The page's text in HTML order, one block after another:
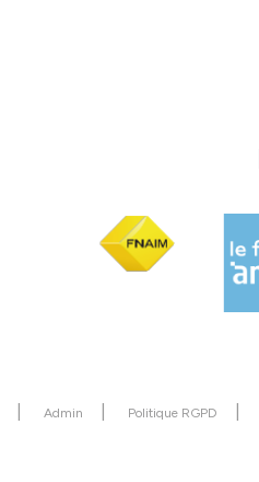
Admin Politique RGPD